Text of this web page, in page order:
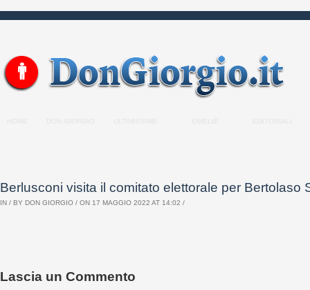
Berlusconi visita il comitato elettorale per Bertolaso
IN / BY DON GIORGIO / ON 17 MAGGIO 2022 AT 14:02 /
Lascia un Commento